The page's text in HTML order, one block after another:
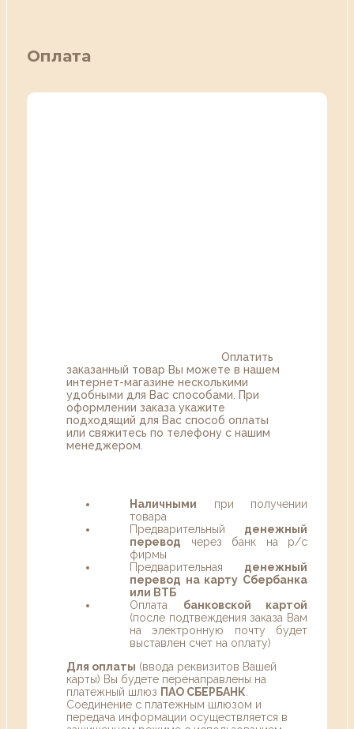
Оплата
Оплатить
заказанный товар Вы можете в нашем
интернет-магазине несколькими
удобными для Вас способами. При
оформлении заказа укажите
подходящий для Вас способ оплаты
или свяжитесь по телефону с нашим
менеджером.
Наличными при получении
товара
Предварительный денежный
перевод через банк на р/с
фирмы
Предварительная денежный
перевод на карту Сбербанка
или ВТБ
Оплата банковской картой
(после подтвеждения заказа Вам
на электронную почту будет
выставлен счет на оплату)
Для оплаты (ввода реквизитов Вашей
карты) Вы будете перенаправлены на
платежный шлюз ПАО СБЕРБАНК
Соединение с платежным шлюзом и
передача информации осуществляется в